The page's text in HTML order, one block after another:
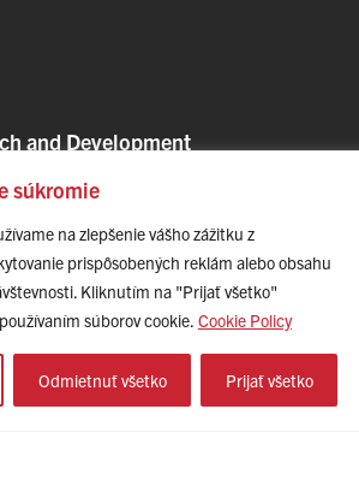
súkromie
na zlepšenie vášho zážitku z
prispôsobených reklám alebo obsahu
Kliknutím na "Prijať všetko"
súborov cookie. Cookie Policy
Odmietnuť všetko Prijať všetko
and Development
Park (TIP-UPJŠ)
Parks